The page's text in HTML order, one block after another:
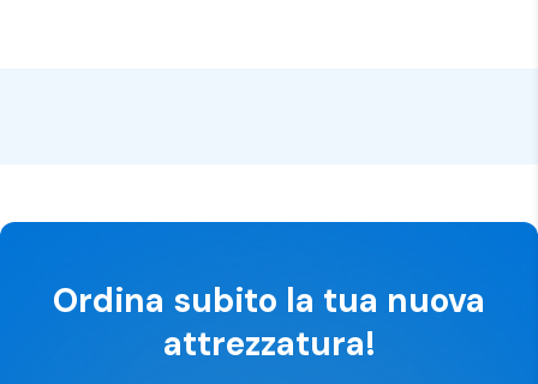
Ordina subito la tua nuova
attrezzatura!